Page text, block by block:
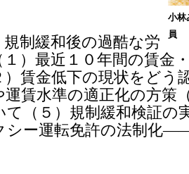
小林
員
制緩和後の過酷な労
）最近１０年間の賃金
賃金低下の現状をどう
賃水準の適正化の方策
（５）規制緩和検証の
シー運転免許の法制化